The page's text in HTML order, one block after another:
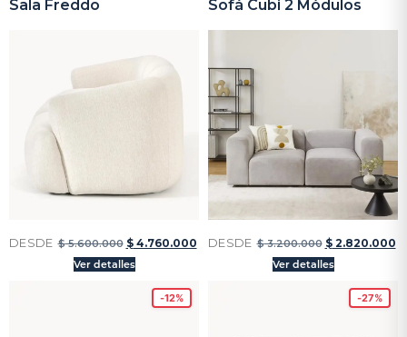
Sala Freddo
DESDE $5.600.000 $4.760.000
Ver detalles
Sofá Cubi 2 Módulos
DESDE $3.200.000 $2.820.000
Ver detalles
-12% -27%